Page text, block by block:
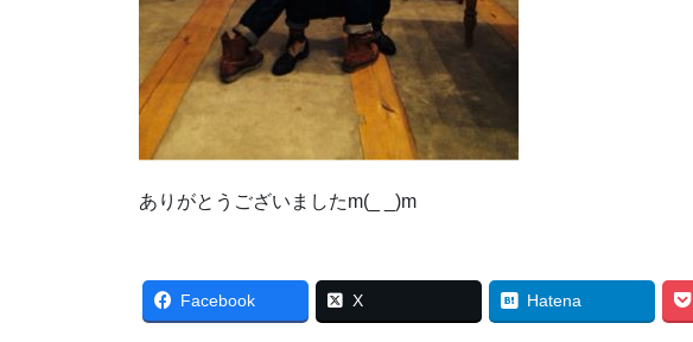
ありがとうございましたm(_ _)m
Facebook X Hatena